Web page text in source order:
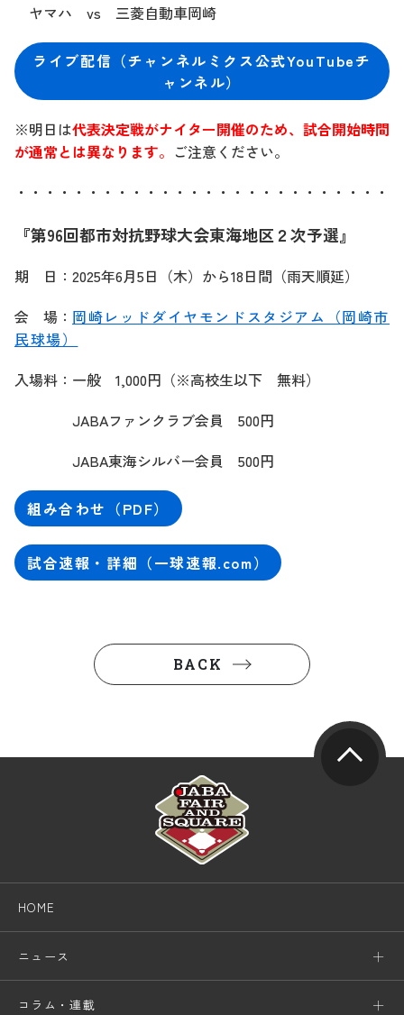
ヤマハ vs 三菱自動車岡崎
ライブ配信（チャンネルミクス公式YouTubeチ
ャンネル）
※明日は代表決定戦がナイター開催のため、試合開始時間
が通常とは異なります。 ご注意ください。
・・・・・・・・・・・・・・・・・・・・・・・・・・
『第96回都市対抗野球大会東海地区２次予選』
期 日：2025年6月5日（木）から18日間（雨天順延）
会 場： 岡崎レッドダイヤモンドスタジアム（岡崎市
民球場）
入場料：一般 1,000円（※高校生以下 無料）
JABAファンクラブ会員 500円
JABA東海シルバー会員 500円
組み合わせ（PDF）
試合速報・詳細（一球速報.com）
BACK
HOME
ニュース
コラム・連載